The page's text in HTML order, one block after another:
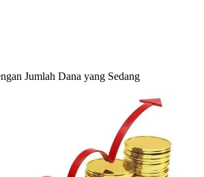
Jumlah Dana yang Sedang